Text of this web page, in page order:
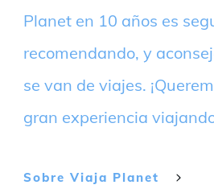
Planet en 10 años es
recomendando, y
se van de viajes.
gran experiencia
Sobre Viaja Planet